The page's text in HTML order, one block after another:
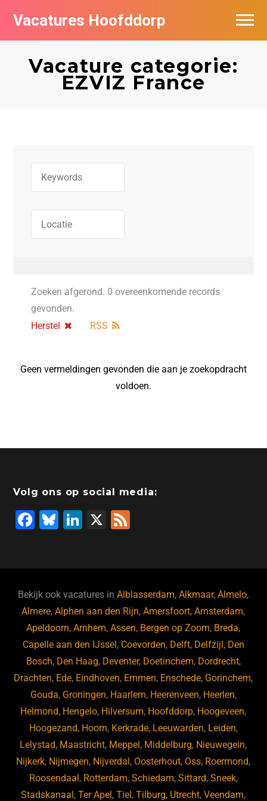
Vacatures Hoofddorp
Vacature categorie:
EZVIZ France
Zoeken afgerond. 0 overeenkomende records
gevonden.
Herstel
RSS
Geen vermeldingen gevonden die aan je zoekopdracht
voldoen.
Volg ons op social media:
F
b
o
o
k
Bl
ky
Li
dI
n
X
Bekijk ook vacatures inAlblasserdam,Alkmaar,Almelo,
Almere,Alphen aan den Rijn,Amersfoort,Amsterdam,
Apeldoorn,Arnhem,Assen, Bergen op Zoom, Breda,
Capelle aan den IJssel , Coevorden, Delft, Delfzijl , Den
Bosch, Den Haag, Deventer, Doetinchem, Dordrecht,
Drachten, Ede, Eindhoven, Emmen, Enschede, Gorinchem,
Gouda, Groningen, Haarlem, Heerenveen, Heerlen,
Helmond, Hengelo, Hilversum, Hoofddorp, Hoogeveen,
Hoogezand, Hoorn, Kerkrade, Leeuwarden, Leiden,
Lelystad, Maastricht, Meppel , Middelburg, Nieuwegein,
Nijkerk, Nijmegen, Nijverdal , Oosterhout, Oss, Roermond,
Roosendaal , Rotterdam, Schiedam, Sittard, Sneek,
Stadskanaal ,Ter Apel ,Tiel ,Tilburg, Utrecht,Veendam,
Vacatures per bedrijf in Hoofddorp